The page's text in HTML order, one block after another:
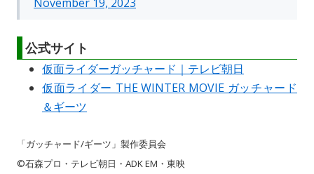
公式サイト
仮面ライダーガッチャード｜テレビ朝日
仮面ライダー THE WINTER MOVIE ガッチャード
＆ギーツ
「ガッチャード/ギーツ」製作委員会
©石森プロ・テレビ朝日・ADK EM・東映